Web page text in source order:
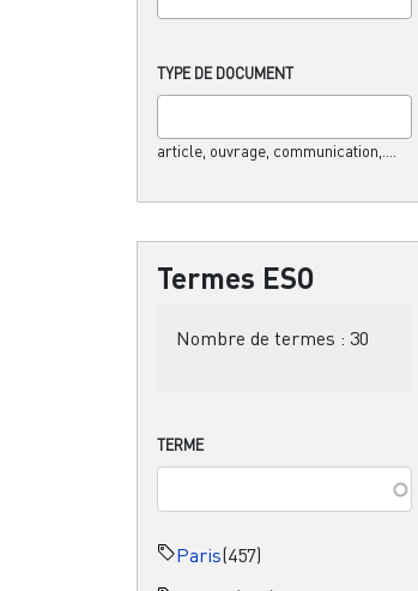
TYPE DE DOCUMENT
article, ouvrage, communication,....
Termes ESO
Nombre de termes : 30
TERME
Paris(457)